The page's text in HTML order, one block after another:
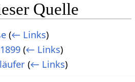
Quelle
(← Links)
(← Links)
(← Links)